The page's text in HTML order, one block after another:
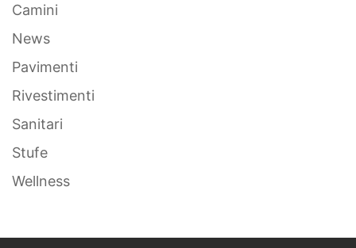
Camini
News
Pavimenti
Rivestimenti
Sanitari
Stufe
Wellness